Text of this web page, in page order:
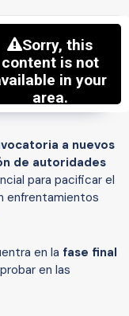
a nuevos
de autoridades
para pacificar el
enfrentamientos
en la fase final
en las